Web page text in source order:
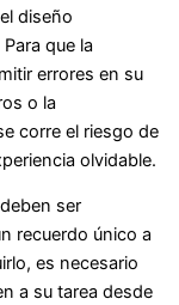
diseño
que la
errores en su
o la
corre el riesgo de
olvidable.
ser
recuerdo único a
es necesario
a su tarea desde